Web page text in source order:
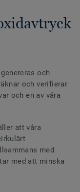
och
och verifierar
och en av våra
att våra
med
med att minska